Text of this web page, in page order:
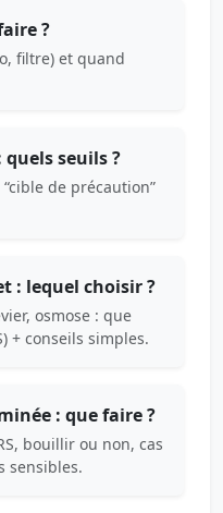
?
filtre) et quand
seuils ?
de précaution”
: lequel choisir ?
osmose : que
+ conseils simples.
: que faire ?
bouillir ou non, cas
sensibles.